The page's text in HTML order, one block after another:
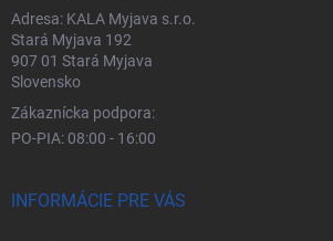
Adresa: KALA Myjava s.r.o.
Stará Myjava 192
907 01 Stará Myjava
Slovensko
Zákaznícka podpora:
PO-PIA: 08:00 - 16:00
INFORMÁCIE PRE VÁS